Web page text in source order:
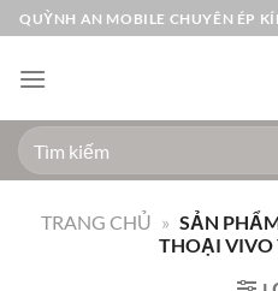
Bỏ
qua
nội
QUỲNH AN MOBILE CHUYÊN ÉP
Tìm
kiếm:
TRANG CHỦ » SẢN
THOẠI VIVO